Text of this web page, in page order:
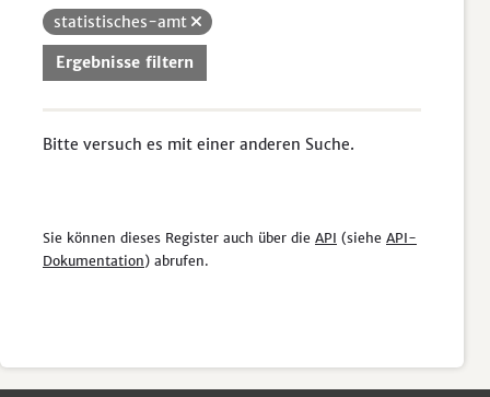
statistisches-amt
Ergebnisse filtern
Bitte versuch es mit einer anderen Suche.
Sie können dieses Register auch über die API (siehe API-
Dokumentation) abrufen.